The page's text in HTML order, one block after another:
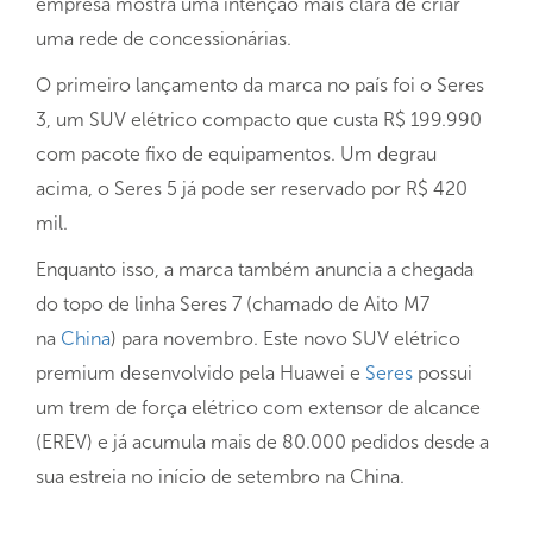
uma rede de concessionárias.
O primeiro lançamento da marca no país foi o Seres
3, um SUV elétrico compacto que custa R$ 199.990
com pacote fixo de equipamentos. Um degrau
acima, o Seres 5 já pode ser reservado por R$ 420
mil.
Enquanto isso, a marca também anuncia a chegada
do topo de linha Seres 7 (chamado de Aito M7
na China) para novembro. Este novo SUV elétrico
premium desenvolvido pela Huawei e Seres possui
um trem de força elétrico com extensor de alcance
(EREV) e já acumula mais de 80.000 pedidos desde a
sua estreia no início de setembro na China.